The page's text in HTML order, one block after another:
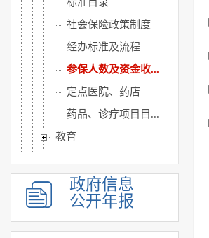
社会保险政策制度
经办标准及流程
参保人数及资金收...
定点医院、药店
药品、诊疗项目目...
教育
环境保护
公共文化服务
政府信息
公开年报